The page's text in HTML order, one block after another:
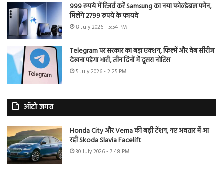
999 रुपये में रिजर्व करें Samsung का नया फोल्डेबल फोन,
मिलेंगे 2799 रुपये के फायदे
8 July 2026 - 5:54 PM
Telegram पर सरकार का बड़ा एक्शन, फिल्में और वेब सीरीज
देखना पड़ेगा भारी, तीन दिनों में दूसरा नोटिस
5 July 2026 - 2:25 PM
ऑटो जगत
Honda City और Verna की बढ़ी टेंशन, नए अवतार में आ
रही Skoda Slavia Facelift
30 July 2026 - 7:48 PM